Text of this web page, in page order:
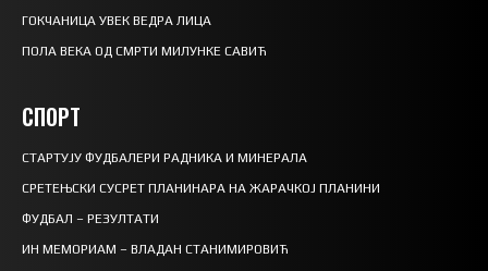
ГОКЧАНИЦА УВЕК ВЕДРА ЛИЦА
ПОЛА ВЕКА ОД СМРТИ МИЛУНКЕ САВИЋ
СПОРТ
СТАРТУЈУ ФУДБАЛЕРИ РАДНИКА И МИНЕРАЛА
СРЕТЕЊСКИ СУСРЕТ ПЛАНИНАРА НА ЖАРАЧКОЈ ПЛАНИНИ
ФУДБАЛ – РЕЗУЛТАТИ
ИН МЕМОРИАМ – ВЛАДАН СТАНИМИРОВИЋ